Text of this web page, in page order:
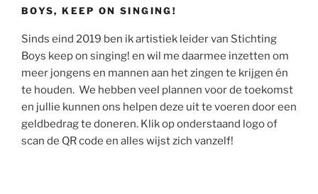
BOYS, KEEP ON SINGING!
Sinds eind 2019 ben ik artistiek leider van Stichting
Boys keep on singing! en wil me daarmee inzetten om
meer jongens en mannen aan het zingen te krijgen én
te houden. We hebben veel plannen voor de toekomst
en jullie kunnen ons helpen deze uit te voeren door een
geldbedrag te doneren. Klik op onderstaand logo of
scan de QR code en alles wijst zich vanzelf!